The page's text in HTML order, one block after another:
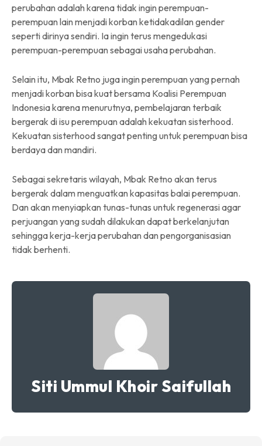
perubahan adalah karena tidak ingin perempuan-
perempuan lain menjadi korban ketidakadilan gender
seperti dirinya sendiri. Ia ingin terus mengedukasi
perempuan-perempuan sebagai usaha perubahan.
Selain itu, Mbak Retno juga ingin perempuan yang pernah
menjadi korban bisa kuat bersama Koalisi Perempuan
Indonesia karena menurutnya, pembelajaran terbaik
bergerak di isu perempuan adalah kekuatan sisterhood.
Kekuatan sisterhood sangat penting untuk perempuan bisa
berdaya dan mandiri.
Sebagai sekretaris wilayah, Mbak Retno akan terus
bergerak dalam menguatkan kapasitas balai perempuan.
Dan akan menyiapkan tunas-tunas untuk regenerasi agar
perjuangan yang sudah dilakukan dapat berkelanjutan
sehingga kerja-kerja perubahan dan pengorganisasian
tidak berhenti.
Siti Ummul Khoir Saifullah